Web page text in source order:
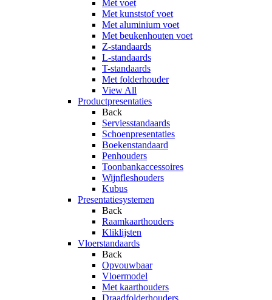
Met voet
Met kunststof voet
Met aluminium voet
Met beukenhouten voet
Z-standaards
L-standaards
T-standaards
Met folderhouder
View All
Productpresentaties
Back
Serviesstandaards
Schoenpresentaties
Boekenstandaard
Penhouders
Toonbankaccessoires
Wijnfleshouders
Kubus
Presentatiesystemen
Back
Raamkaarthouders
Kliklijsten
Vloerstandaards
Back
Opvouwbaar
Vloermodel
Met kaarthouders
Draadfolderhouders